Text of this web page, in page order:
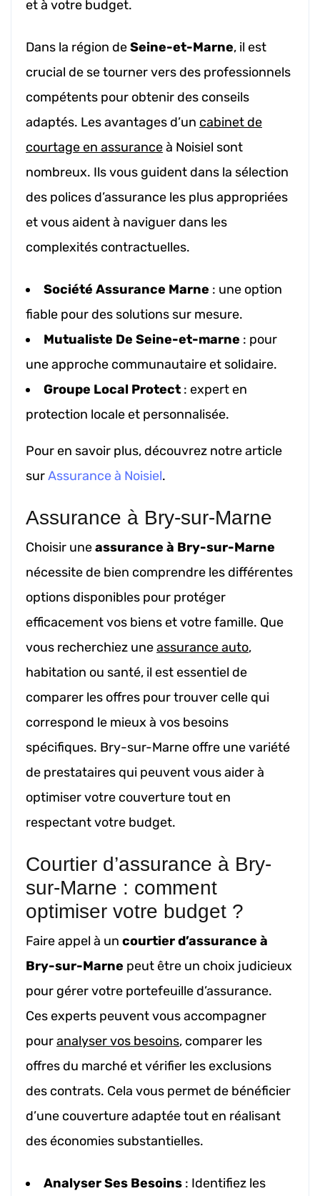
et à votre budget.
Dans la région deSeine-et-Marne, il est
crucial de se tourner vers des professionnels
compétents pour obtenir des conseils
adaptés. Les avantages d’un cabinet de
courtage en assuranceà Noisiel sont
nombreux. Ils vous guident dans la sélection
des polices d’assurance les plus appropriées
et vous aident à naviguer dans les
complexités contractuelles.
Société Assurance Marne : une option
fiable pour des solutions sur mesure.
Mutualiste De Seine-et-marne : pour
une approche communautaire et solidaire.
Groupe Local Protect : expert en
protection locale et personnalisée.
Pour en savoir plus, découvrez notre article
surAssurance à Noisiel.
Assurance à Bry-sur-Marne
Choisir uneassurance à Bry-sur-Marne
nécessite de bien comprendre les différentes
options disponibles pour protéger
efficacement vos biens et votre famille. Que
vous recherchiez uneassurance auto,
habitation ou santé, il est essentiel de
comparer les offres pour trouver celle qui
correspond le mieux à vos besoins
spécifiques. Bry-sur-Marne offre une variété
de prestataires qui peuvent vous aider à
optimiser votre couverture tout en
respectant votre budget.
Courtier d’assurance à Bry-
sur-Marne : comment
optimiser votre budget ?
Faire appel à un courtier d’assurance à
Bry-sur-Marne peut être un choix judicieux
pour gérer votre portefeuille d’assurance.
Ces experts peuvent vous accompagner
pouranalyser vos besoins, comparer les
offres du marché et vérifier les exclusions
des contrats. Cela vous permet de bénéficier
d’une couverture adaptée tout en réalisant
des économies substantielles.
Analyser Ses Besoins : Identifiez les